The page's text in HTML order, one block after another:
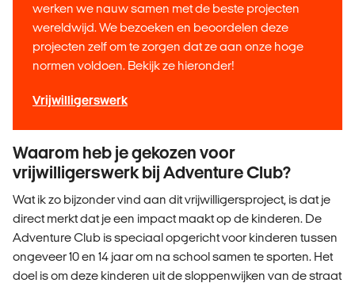
werken we nauw samen met de beste projecten
wereldwijd. We bezoeken en beoordelen deze
projecten zelf om te zorgen dat ze aan onze hoge
normen voldoen. Bekijk ze hieronder!
Vrijwilligerswerk
Waarom heb je gekozen voor
vrijwilligerswerk bij Adventure Club?
Wat ik zo bijzonder vind aan dit vrijwilligersproject, is dat je
direct merkt dat je een impact maakt op de kinderen. De
Adventure Club is speciaal opgericht voor kinderen tussen
ongeveer 10 en 14 jaar om na school samen te sporten. Het
doel is om deze kinderen uit de sloppenwijken van de straat